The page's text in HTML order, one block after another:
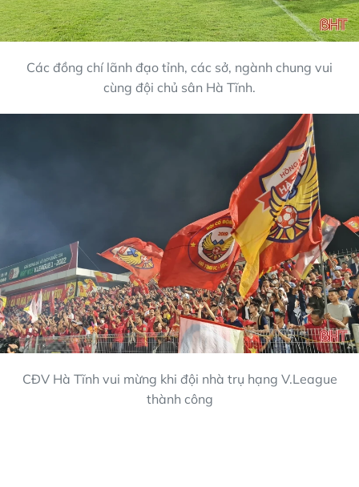
Các đồng chí lãnh đạo tỉnh, các sở, ngành chung vui
cùng đội chủ sân Hà Tĩnh.
CĐV Hà Tĩnh vui mừng khi đội nhà trụ hạng V.League
thành công